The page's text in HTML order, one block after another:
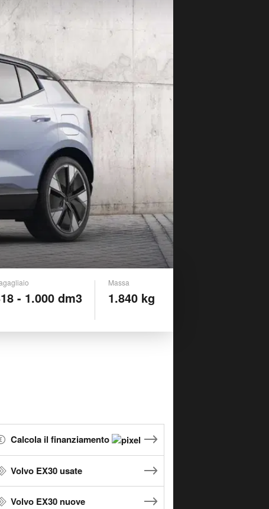
- 1.000 dm3
Massa
1.840 kg
Calcola il finanziamento
Volvo EX30 usate
Volvo EX30 nuove